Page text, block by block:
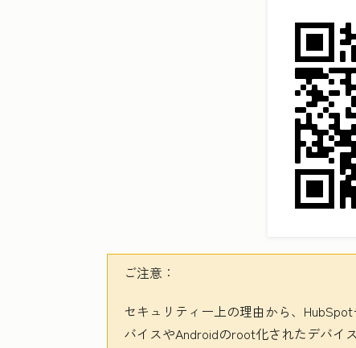
ご注意：
セキュリティー上の理由から、
バイスやAndroidのroot化されたデバイ